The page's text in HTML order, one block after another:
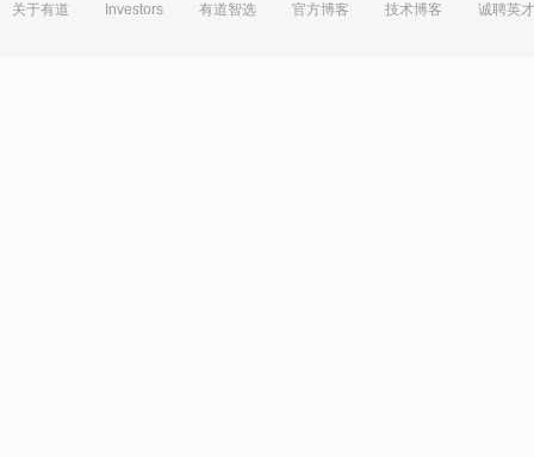
关于有道 Investors 有道智选 官方博客 技术博客 诚聘英才